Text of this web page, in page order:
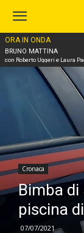
ORA IN ONDA
BRUNO MATTINA
con Roberto Uggeri e Laura
Home
Cronaca
Bimba di
piscina
07/07/2021